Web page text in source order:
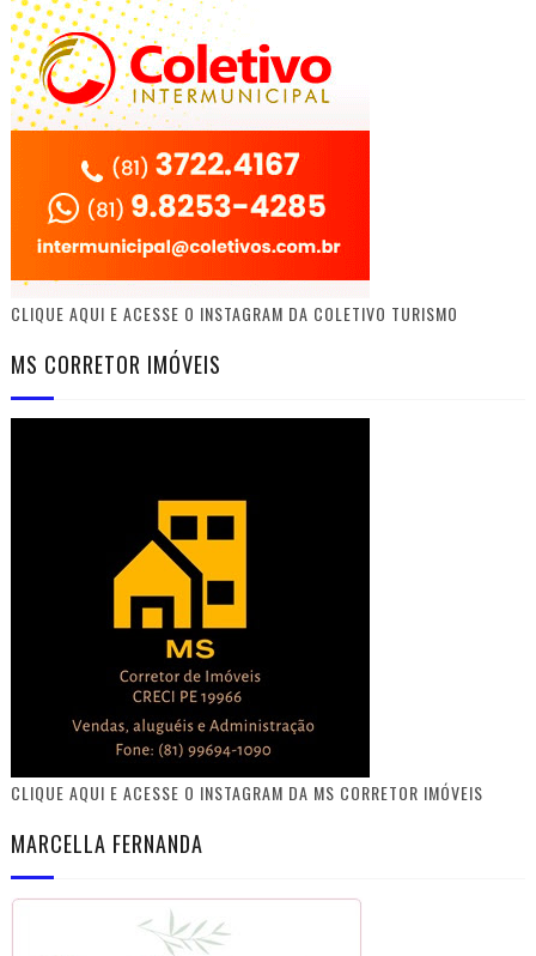
CLIQUE AQUI E ACESSE O INSTAGRAM DA COLETIVO TURISMO
MS CORRETOR IMÓVEIS
CLIQUE AQUI E ACESSE O INSTAGRAM DA MS CORRETOR IMÓVEIS
MARCELLA FERNANDA